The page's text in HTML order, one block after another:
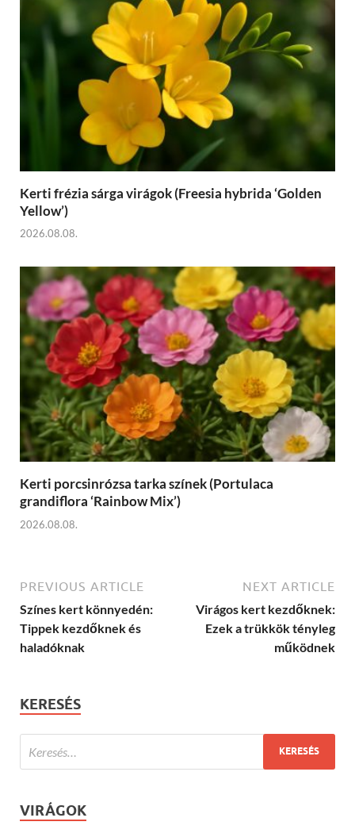
Kerti frézia sárga virágok (Freesia hybrida ‘Golden
Yellow’)
2026.08.08.
Kerti porcsinrózsa tarka színek (Portulaca
grandiflora ‘Rainbow Mix’)
2026.08.08.
PREVIOUS ARTICLE
Színes kert könnyedén:
Tippek kezdőknek és
haladóknak
NEXT ARTICLE
Virágos kert kezdőknek:
Ezek a trükkök tényleg
működnek
KERESÉS
VIRÁGOK